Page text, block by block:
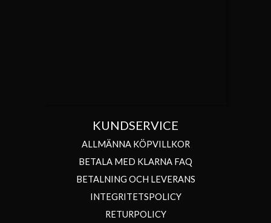
KUNDSERVICE
ALLMÄNNA KÖPVILLKOR
BETALA MED KLARNA FAQ
BETALNING OCH LEVERANS
INTEGRITETSPOLICY
RETURPOLICY